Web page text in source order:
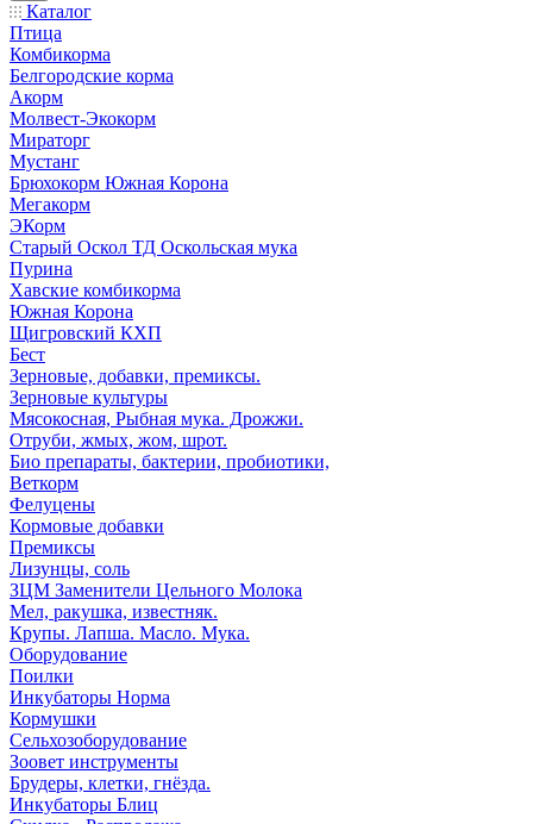
Каталог
Птица
Комбикорма
Белгородские корма
Акорм
Молвест-Экокорм
Мираторг
Мустанг
Брюхокорм Южная Корона
Мегакорм
ЭКорм
Старый Оскол ТД Оскольская мука
Пурина
Хавские комбикорма
Южная Корона
Щигровский КХП
Бест
Зерновые, добавки, премиксы.
Зерновые культуры
Мясокосная, Рыбная мука. Дрожжи.
Отруби, жмых, жом, шрот.
Био препараты, бактерии, пробиотики,
Веткорм
Фелуцены
Кормовые добавки
Премиксы
Лизунцы, соль
ЗЦМ Заменители Цельного Молока
Мел, ракушка, известняк.
Крупы. Лапша. Масло. Мука.
Оборудование
Поилки
Инкубаторы Норма
Кормушки
Сельхозоборудование
Зоовет инструменты
Брудеры, клетки, гнёзда.
Инкубаторы Блиц